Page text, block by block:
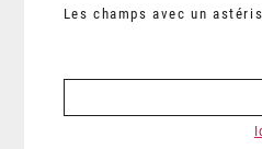
Les champs avec un